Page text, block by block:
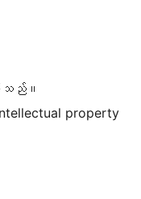
စ်သည်။
property